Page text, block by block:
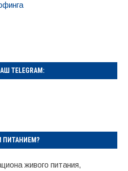
TELEGRAM:
ПИТАНИЕМ?
живого питания,